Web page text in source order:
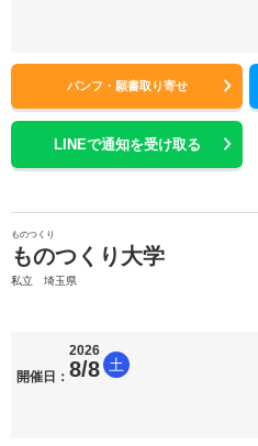
パンフ・願書取り寄せ
LINEで通知を受け取る
ものつくり
ものつくり大学
私立 埼玉県
開催日：
2026
8/8 土